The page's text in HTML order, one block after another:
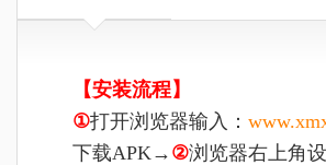
【安装流程】
①打开浏览器输入：
下载APK→ ②浏览器右上角